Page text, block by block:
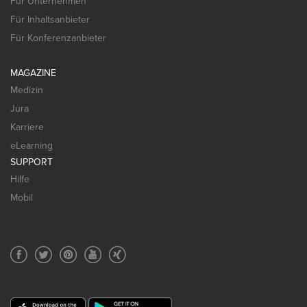
Für Inhaltsanbieter
Für Konferenzanbieter
MAGAZINE
Medizin
Jura
Karriere
eLearning
SUPPORT
Hilfe
Mobil